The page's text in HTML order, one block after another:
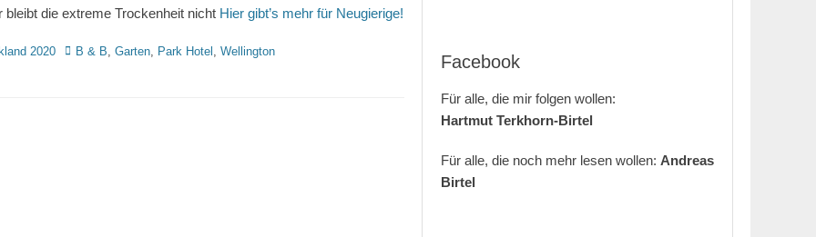
bleibt die extreme Trockenheit nicht Hier gibt’s mehr für Neugierige!
2020 Schlagworte
B & B, Garten, Park Hotel , Wellington
Facebook
Für alle, die mir folgen wollen:
Hartmut Terkhorn-Birtel
Für alle, die noch mehr lesen wollen: Andreas
Birtel